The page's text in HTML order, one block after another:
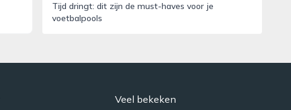
Tijd dringt: dit zijn de must-haves voor je
voetbalpools
Veel bekeken